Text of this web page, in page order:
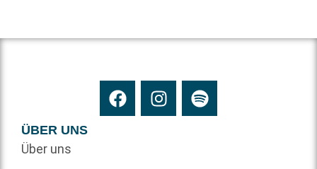
ÜBER UNS
Über uns